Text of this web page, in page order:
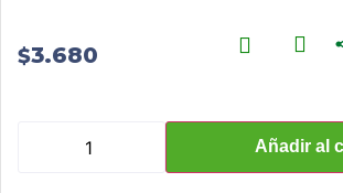
$3.680
Añadir al